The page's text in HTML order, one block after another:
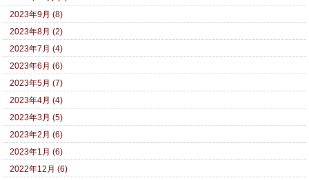
2023年9月 (8)
2023年8月 (2)
2023年7月 (4)
2023年6月 (6)
2023年5月 (7)
2023年4月 (4)
2023年3月 (5)
2023年2月 (6)
2023年1月 (6)
2022年12月 (6)